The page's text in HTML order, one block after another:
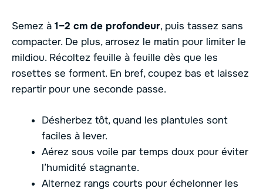
Semez à 1–2 cm de profondeur, puis tassez sans
compacter. De plus, arrosez le matin pour limiter le
mildiou. Récoltez feuille à feuille dès que les
rosettes se forment. En bref, coupez bas et laissez
repartir pour une seconde passe.
Désherbez tôt, quand les plantules sont
faciles à lever.
Aérez sous voile par temps doux pour éviter
l’humidité stagnante.
Alternez rangs courts pour échelonner les